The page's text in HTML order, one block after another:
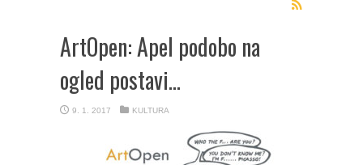
ArtOpen: Apel podobo na
ogled postavi…
9. 1. 2017 KULTURA